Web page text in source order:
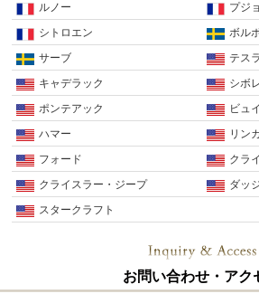
ルノー
プジ
シトロエン
ボル
サーブ
テスラ
キャデラック
シボ
ポンテアック
ビュ
ハマー
リン
フォード
クラ
クライスラー・ジープ
ダッ
スタークラフト
お問い合わせ・アク